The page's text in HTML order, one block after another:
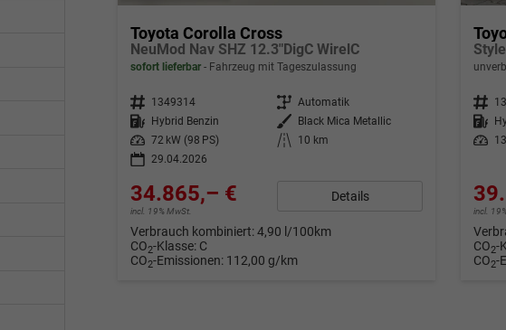
Toyota Corolla Cross
NeuMod Nav SHZ 12.3"DigC WirelC
sofort lieferbar Fahrzeug mit Tageszulassung
Fahrzeugnr. 1349314 Getriebe Automatik
Kraftstoff
Hybrid Benzin Außenfarbe
Black Mica Metallic
Leistung
72 kW (98 PS) Kilometerstand
10 km
29.04.2026
34.865,– €
incl. 19% MwSt.
Details
Verbrauch kombiniert:4,90 l/100km
CO2-Klasse: C
CO2-Emissionen: 112,00 g/km
Fahrzeugnr.
Kraftstoff
Leistung
incl.
CO2-
CO2-